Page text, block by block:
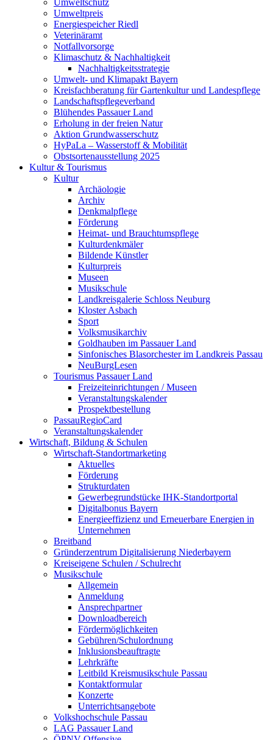
Umweltschutz
Umweltpreis
Energiespeicher Riedl
Veterinäramt
Notfallvorsorge
Klimaschutz & Nachhaltigkeit
Nachhaltigkeitsstrategie
Umwelt- und Klimapakt Bayern
Kreisfachberatung für Gartenkultur und Landespflege
Landschaftspflegeverband
Blühendes Passauer Land
Erholung in der freien Natur
Aktion Grundwasserschutz
HyPaLa – Wasserstoff & Mobilität
Obstsortenausstellung 2025
Kultur & Tourismus
Kultur
Archäologie
Archiv
Denkmalpflege
Förderung
Heimat- und Brauchtumspflege
Kulturdenkmäler
Bildende Künstler
Kulturpreis
Museen
Musikschule
Landkreisgalerie Schloss Neuburg
Kloster Asbach
Sport
Volksmusikarchiv
Goldhauben im Passauer Land
Sinfonisches Blasorchester im Landkreis Passau
NeuBurgLesen
Tourismus Passauer Land
Freizeiteinrichtungen / Museen
Veranstaltungskalender
Prospektbestellung
PassauRegioCard
Veranstaltungskalender
Wirtschaft, Bildung & Schulen
Wirtschaft-Standortmarketing
Aktuelles
Förderung
Strukturdaten
Gewerbegrundstücke IHK-Standortportal
Digitalbonus Bayern
Energieeffizienz und Erneuerbare Energien in
Unternehmen
Breitband
Gründerzentrum Digitalisierung Niederbayern
Kreiseigene Schulen / Schulrecht
Musikschule
Allgemein
Anmeldung
Ansprechpartner
Downloadbereich
Fördermöglichkeiten
Gebühren/Schulordnung
Inklusionsbeauftragte
Lehrkräfte
Leitbild Kreismusikschule Passau
Kontaktformular
Konzerte
Unterrichtsangebote
Volkshochschule Passau
LAG Passauer Land